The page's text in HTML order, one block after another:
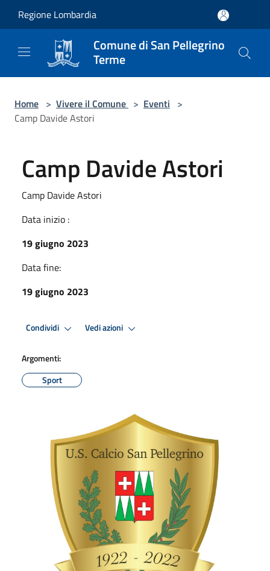
Regione Lombardia
Comune di San Pellegrino
Terme
Home > Vivere il Comune > Eventi >
Camp Davide Astori
Camp Davide Astori
Camp Davide Astori
Data inizio :
19 giugno 2023
Data fine:
19 giugno 2023
Condividi Vedi azioni
Argomenti:
Sport